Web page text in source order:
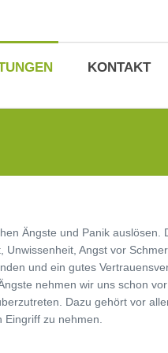
KONTAKT
Ängste und Panik
Angst vor
und ein gutes
nehmen wir uns schon
Dazu gehört vor
zu nehmen.